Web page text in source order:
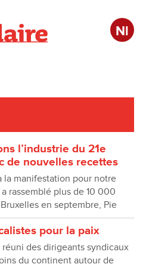
Nl
l’industrie du 21e
de nouvelles recettes
la manifestation pour notre
rassemblé plus de 10 000
en septembre, Pie
pour la paix
réuni des dirigeants syndicaux
du continent autour de